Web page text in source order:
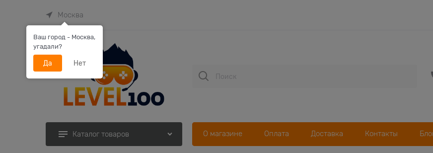
Москва
Каталог товаров О магазине Оплата Доставка Контакты
Ваш город - Москва,
угадали?
Да Нет